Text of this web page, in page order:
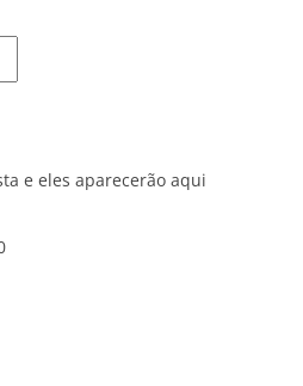
e eles aparecerão aqui